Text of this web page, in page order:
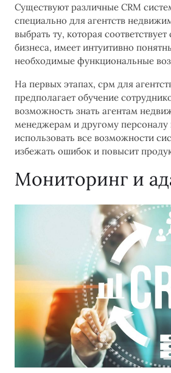
Существуют различные CRM
специально для агентств
выбрать ту, которая
бизнеса, имеет интуитивно
необходимые функциональные
На первых этапах, срм для
предполагает обучение
возможность знать агентам
менеджерам и другому персоналу
использовать все возможности
избежать ошибок и повысит
Мониторинг и